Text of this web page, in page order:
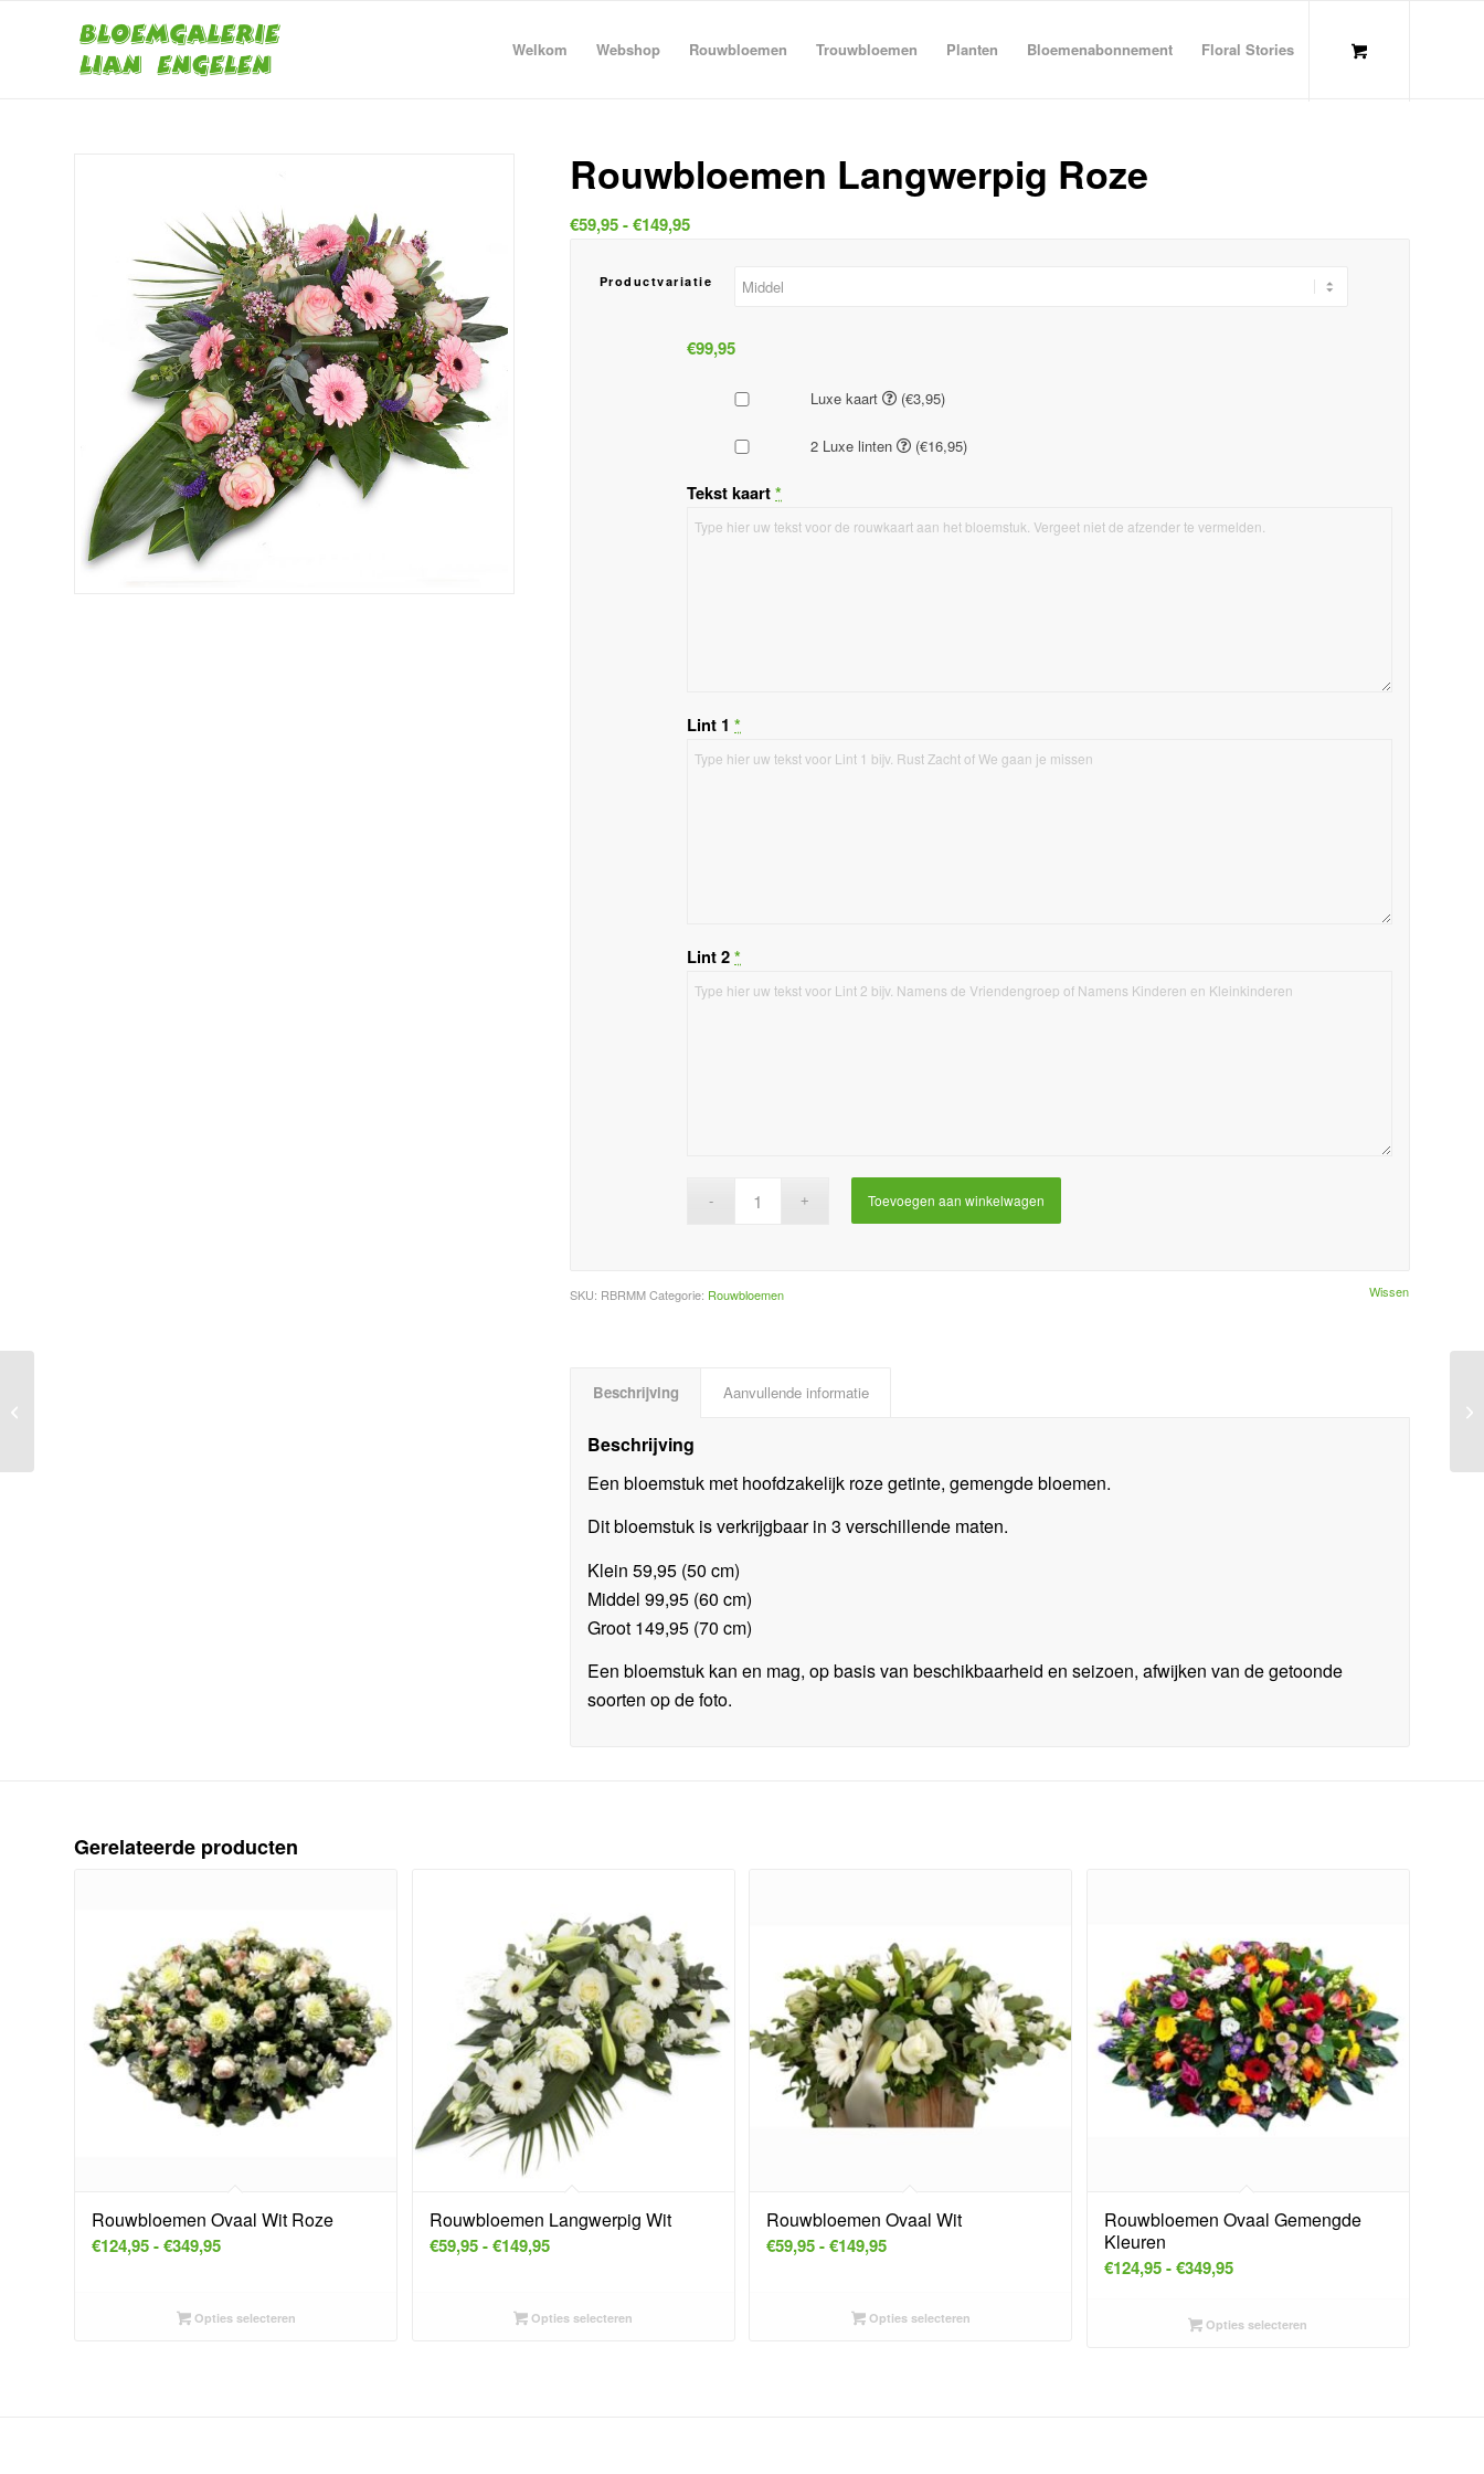
Welkom Webshop Rouwbloemen Trouwbloemen Planten Bloemenabonnement Floral Stories
Rouwbloemen Langwerpig Roze
€59,95-€149,95Prijsklasse:
tot
Productvariatie
Wissen
€99,95
Luxe kaart (€3,95)
2 Luxe linten (€16,95)
Tekst kaart*
Lint 1*
Lint 2*
Toevoegen aan winkelwagen
SKU: RBRMM Categorie: Rouwbloemen
Beschrijving Aanvullende informatie
Beschrijving
Een bloemstuk met hoofdzakelijk roze getinte, gemengde bloemen.
Dit bloemstuk is verkrijgbaar in 3 verschillende maten.
Klein 59,95 (50 cm)
Middel 99,95 (60 cm)
Groot 149,95 (70 cm)
Een bloemstuk kan en mag, op basis van beschikbaarheid en seizoen, afwijken van de getoonde
soorten op de foto.
Gerelateerde producten
Rouwbloemen Ovaal Wit Roze
€124,95-€349,95Prijsklasse:
€349,95
Opties selecteren
Rouwbloemen Langwerpig Wit
€59,95 - €149,95Prijsklasse:
€149,95
Opties selecteren
Rouwbloemen Ovaal Wit
€59,95-€149,95Prijsklasse:
€149,95
Opties selecteren
Rouwbloemen Ovaal Gemengde
Kleuren
€124,95 - €349,95Prijsklasse:
tot
Opties selecteren